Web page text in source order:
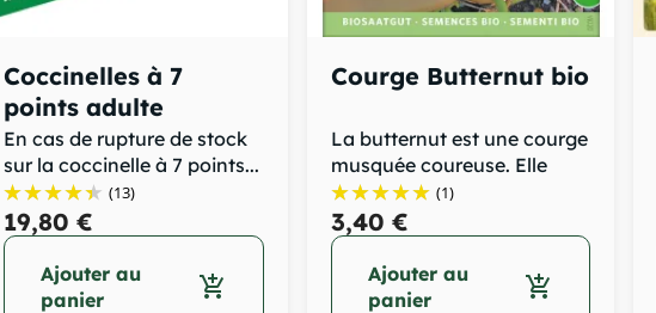
Coccinelles à 7
points adulte
En cas de rupture de stock
sur la coccinelle à 7 points...
(13)
19,80 €
Ajouter au
panier
add_shopping_cart
Courge Butternut bio
La butternut est une courge
musquée coureuse. Elle
produit...
(1)
3,40 €
Ajouter au
panier
add_shopping_cart